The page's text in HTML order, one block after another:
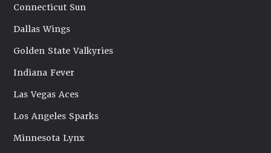
Connecticut Sun
Dallas Wings
Golden State Valkyries
Indiana Fever
Las Vegas Aces
Los Angeles Sparks
Minnesota Lynx